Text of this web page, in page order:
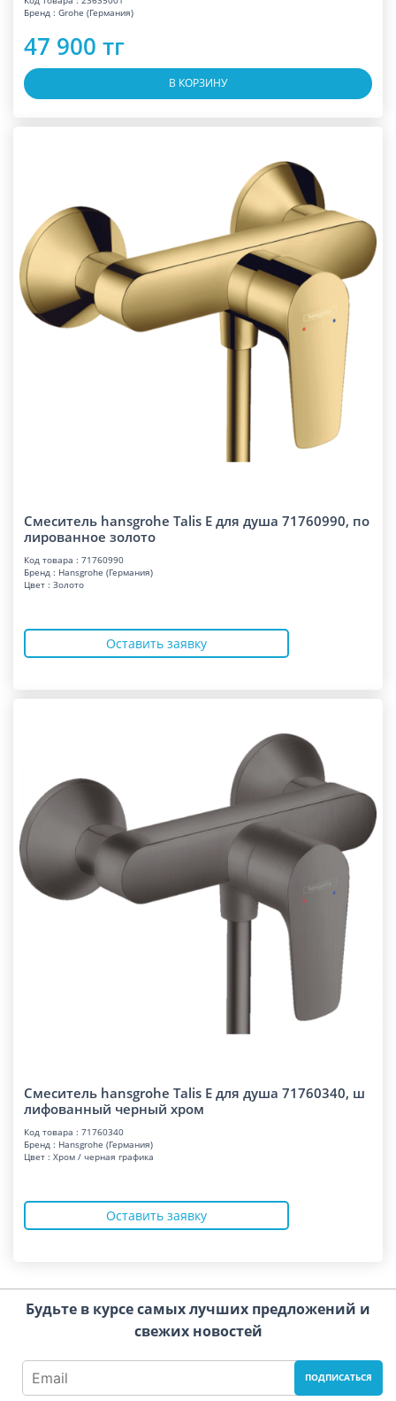
Бренд : Grohe (Германия)
47 900 тг
В КОРЗИНУ
Смеситель hansgrohe Talis E для душа 71760990, по
лированное золото
Код товара : 71760990
Бренд : Hansgrohe (Германия)
Цвет : Золото
Оставить заявку
Смеситель hansgrohe Talis E для душа 71760340, ш
лифованный черный хром
Код товара : 71760340
Бренд : Hansgrohe (Германия)
Цвет : Хром / черная графика
Оставить заявку
Будьте в курсе самых лучших предложений и
свежих новостей